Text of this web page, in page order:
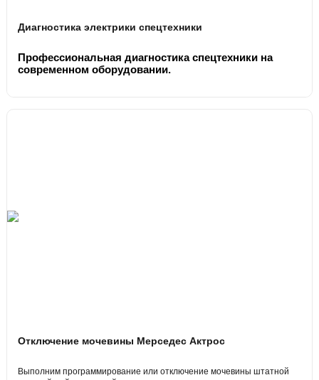
Диагностика электрики спецтехники
Профессиональная диагностика спецтехники на
современном оборудовании.
Отключение мочевины Мерседес Актрос
Выполним программирование или отключение мочевины штатной